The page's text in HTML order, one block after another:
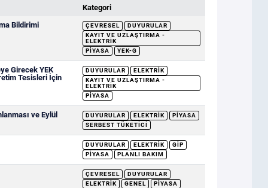
Kategori
Bildirimi ÇEVRESEL
DUYURULAR
KAYIT VE UZLAŞTIRMA -
ELEKTRIK
PIYASA
YEK-G
Girecek YEK
Tesisleri İçin
DUYURULAR
ELEKTRIK
KAYIT VE UZLAŞTIRMA -
ELEKTRIK
PIYASA
ve Eylül
DUYURULAR ELEKTRIK
PIYASA
SERBEST TÜKETICI
DUYURULAR ELEKTRIK
GİP
PIYASA
PLANLI BAKIM
ÇEVRESEL
DUYURULAR
ELEKTRIK
GENEL
PIYASA